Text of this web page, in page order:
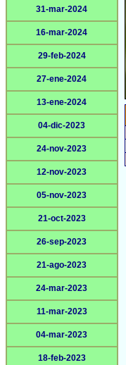
31-mar-2024
16-mar-2024
29-feb-2024
27-ene-2024
13-ene-2024
04-dic-2023
24-nov-2023
12-nov-2023
05-nov-2023
21-oct-2023
26-sep-2023
21-ago-2023
24-mar-2023
11-mar-2023
04-mar-2023
18-feb-2023